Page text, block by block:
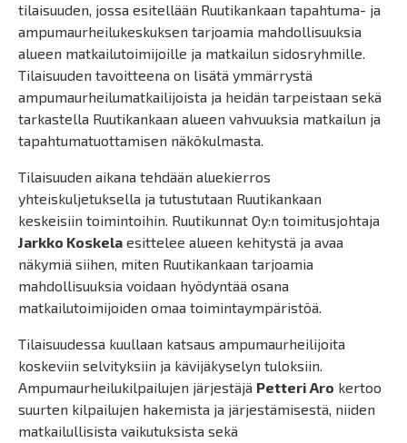
tilaisuuden, jossa esitellään Ruutikankaan tapahtuma- ja
ampumaurheilukeskuksen tarjoamia mahdollisuuksia
alueen matkailutoimijoille ja matkailun sidosryhmille.
Tilaisuuden tavoitteena on lisätä ymmärrystä
ampumaurheilumatkailijoista ja heidän tarpeistaan sekä
tarkastella Ruutikankaan alueen vahvuuksia matkailun ja
tapahtumatuottamisen näkökulmasta.
Tilaisuuden aikana tehdään aluekierros
yhteiskuljetuksella ja tutustutaan Ruutikankaan
keskeisiin toimintoihin. Ruutikunnat Oy:n toimitusjohtaja
Jarkko Koskela esittelee alueen kehitystä ja avaa
näkymiä siihen, miten Ruutikankaan tarjoamia
mahdollisuuksia voidaan hyödyntää osana
matkailutoimijoiden omaa toimintaympäristöä.
Tilaisuudessa kuullaan katsaus ampumaurheilijoita
koskeviin selvityksiin ja kävijäkyselyn tuloksiin.
Ampumaurheilukilpailujen järjestäjä Petteri Aro kertoo
suurten kilpailujen hakemista ja järjestämisestä, niiden
matkailullisista vaikutuksista sekä